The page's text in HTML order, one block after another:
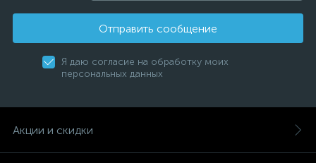
Отправить сообщение
Я даю согласие на обработку моих
персональных данных
Акции и скидки